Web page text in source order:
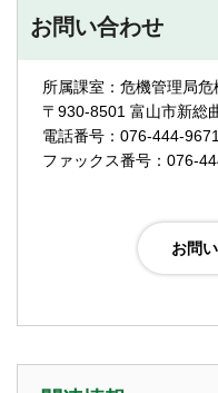
お問い合わせ
所属課室：危機管理局危
〒930-8501 富山市新総
電話番号：076-444-9671
ファックス番号：076-